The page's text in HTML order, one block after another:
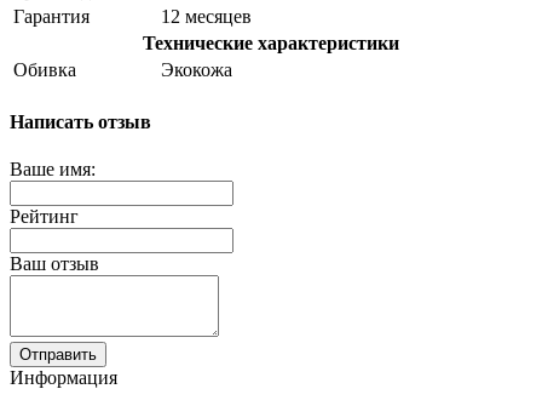
Гарантия
12 месяцев
Технические характеристики
Обивка
Экокожа
Написать отзыв
Ваше имя:
Рейтинг
Ваш отзыв
Отправить
Информация